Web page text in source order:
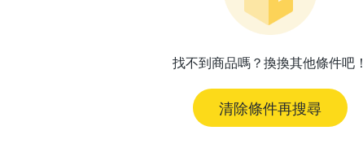
找不到商品嗎？換換其他條件吧！
清除條件再搜尋